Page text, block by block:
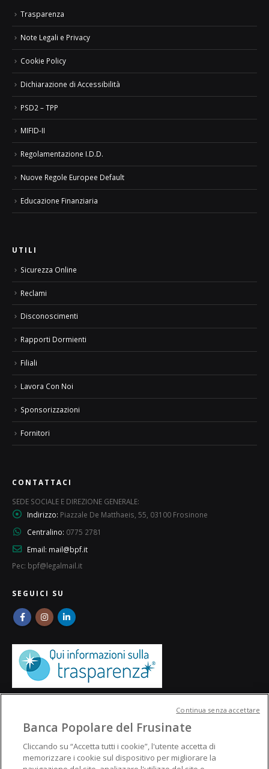
Trasparenza
Note Legali e Privacy
Cookie Policy
Dichiarazione di Accessibilità
PSD2 – TPP
MIFID-II
Regolamentazione I.D.D.
Nuove Regole Europee Default
Educazione Finanziaria
UTILI
Sicurezza Online
Reclami
Disconoscimenti
Rapporti Dormienti
Filiali
Lavora Con Noi
Sponsorizzazioni
Fornitori
CONTATTACI
SEDE SOCIALE E DIREZIONE GENERALE:
Indirizzo: Piazzale De Matthaeis, 55, 03100 Frosinone
Centralino: 0775 2781
Email: mail@bpf.it
Pec: bpf@legalmail.it
SEGUICI SU
Banca Popolare del Frusinate
Cliccando su “Accetta tutti i cookie”, l'utente accetta di
memorizzare i cookie sul dispositivo per migliorare la
Continua senza accettare